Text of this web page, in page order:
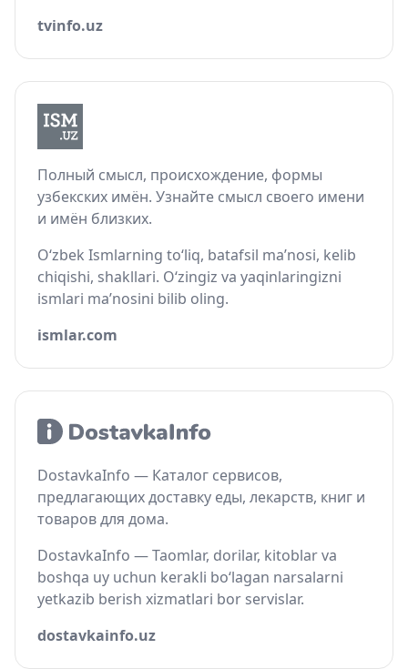
tvinfo.uz
Полный смысл, происхождение, формы
узбекских имён. Узнайте смысл своего имени
и имён близких.
O‘zbek Ismlarning to‘liq, batafsil ma’nosi, kelib
chiqishi, shakllari. O‘zingiz va yaqinlaringizni
ismlari ma’nosini bilib oling.
ismlar.com
DostavkaInfo — Каталог сервисов,
предлагающих доставку еды, лекарств, книг и
товаров для дома.
DostavkaInfo — Taomlar, dorilar, kitoblar va
boshqa uy uchun kerakli bo‘lagan narsalarni
yetkazib berish xizmatlari bor servislar.
dostavkainfo.uz